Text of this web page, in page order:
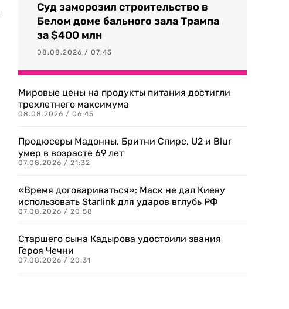
Суд заморозил строительство в
Белом доме бального зала Трампа
за $400 млн
08.08.2026 / 07:45
Мировые цены на продукты питания достигли
трехлетнего максимума
08.08.2026 / 06:45
Продюсеры Мадонны, Бритни Спирс, U2 и Blur
умер в возрасте 69 лет
07.08.2026 / 21:32
«Время договариваться»: Маск не дал Киеву
использовать Starlink для ударов вглубь РФ
07.08.2026 / 20:58
Старшего сына Кадырова удостоили звания
Героя Чечни
07.08.2026 / 20:31